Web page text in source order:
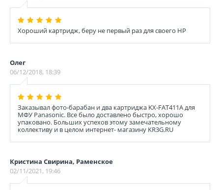
Хороший картридж, беру не первый раз для своего НР
Олег
06/12/2018, 18:39
Заказывал фото-барабан и два картриджа KX-FAT411A для
МФУ Panasonic. Все было доставлено быстро, хорошо
упаковано. Больших успехов этому замечательному
коллективу и в целом интернет- магазину KR3G.RU
Кристина Свирина, Раменское
02/11/2021, 19:46